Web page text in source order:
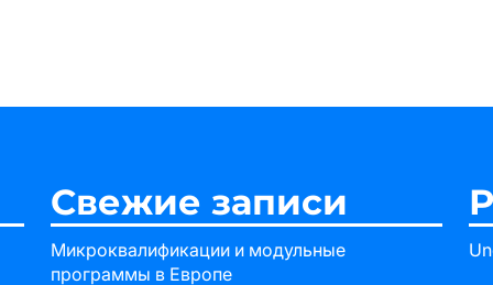
Свежие записи
Микроквалификации и модульные
программы в Европе